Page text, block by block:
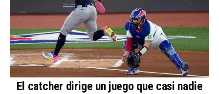
El catcher dirige un juego que casi nadie